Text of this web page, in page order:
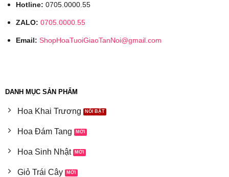
Hotline: 0705.0000.55
ZALO: 0705.0000.55
Email: ShopHoaTuoiGiaoTanNoi@gmail.com
DANH MỤC SẢN PHẨM
Hoa Khai Trương
Hoa Đám Tang
Hoa Sinh Nhật
Giỏ Trái Cây